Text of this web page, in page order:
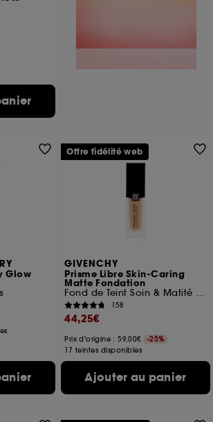
Glow
GIVENCHY
Prisme Libre Skin-Caring
Matte Fondation
Fond de Teint Soin & Matité 24H
158
44,25€
Prix d'origine : 59,00€
-25%
17 teintes disponibles
Ajouter au panier
Offre fidélité web